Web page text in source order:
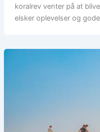
koralrev venter på at
elsker oplevelser og